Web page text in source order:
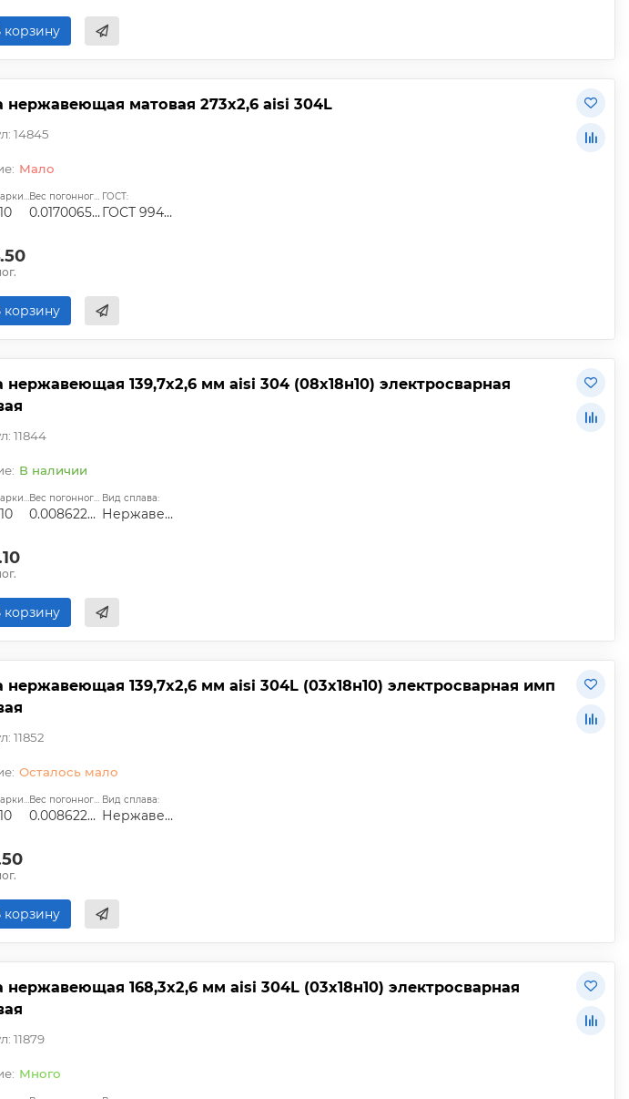
корзину
нержавеющая матовая 273х2,6 aisi 304L
14845
Мало
Аналог марки стали: Вес погонного метра, т.:
0.0170065376
ГОСТ:
ГОСТ 9940-81
корзину
нержавеющая 139,7х2,6 мм aisi 304 (08х18н10) электросварная
11844
В наличии
Аналог марки стали: Вес погонного метра, т.:
0.0086227674
Вид сплава:
Нержавеющая сталь
корзину
нержавеющая 139,7х2,6 мм aisi 304L (03х18н10) электросварная имп
11852
Осталось мало
Аналог марки стали: Вес погонного метра, т.:
0.0086227674
Вид сплава:
Нержавеющая сталь
корзину
нержавеющая 168,3х2,6 мм aisi 304L (03х18н10) электросварная
11879
Много